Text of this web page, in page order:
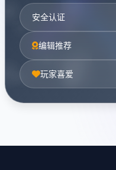
安全认证
编辑推荐
玩家喜爱